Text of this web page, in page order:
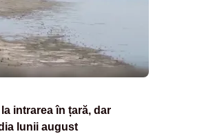
intrarea în țară, dar
lunii august